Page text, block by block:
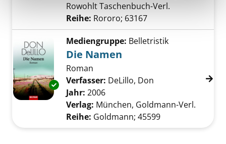
Rowohlt Taschenbuch-Verl.
Reihe: Rororo; 63167
Exemplar-Details von Die Namen anzeigen
Mediengruppe: Belletristik
Die Namen
Roman
Verfasser: DeLillo, Don Suche nach
Jahr: 2006
Verlag: München, Goldmann-Verl.
Reihe: Goldmann; 45599